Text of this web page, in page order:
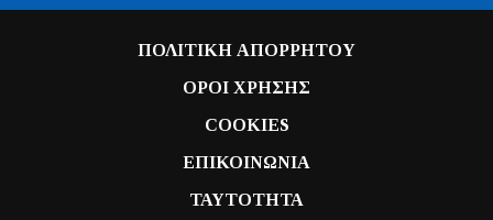
ΠΟΛΙΤΙΚΗ ΑΠΟΡΡΗΤΟΥ
ΟΡΟΙ ΧΡΗΣΗΣ
COOKIES
ΕΠΙΚΟΙΝΩΝΙΑ
ΤΑΥΤΟΤΗΤΑ